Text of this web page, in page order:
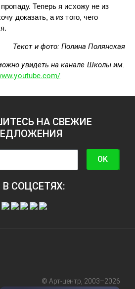
Теперь я исхожу не из
доказать, а из того, чего
Текст и фото: Полина Полянская
увидеть на канале Школы им.
© Арт-центр, 2003–2026
НА СВЕЖИЕ
OK
СОЦСЕТЯХ: